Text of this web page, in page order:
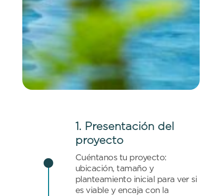

1. Presentación del
proyecto
Cuéntanos tu proyecto:
ubicación, tamaño y
planteamiento inicial para ver si
es viable y encaja con la